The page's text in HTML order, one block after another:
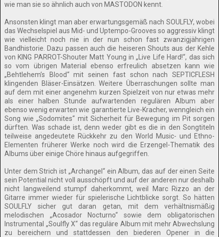
wie man sie so ähnlich auch von MASTODON kennt.
Ansonsten klingt man aber erwartungsgemäß nach SOULFLY, wobei
das Wechselspiel aus Mid- und Uptempo-Grooves so aggressiv klingt
wie vielleicht noch nie in der nun schon fast zwanzigjährigen
Bandhistorie. Dazu passen auch die heiseren Shouts aus der Kehle
von KING PARROT-Shouter Matt Young in „Live Life Hard!“, das sich
so vom übrigen Material ebenso erfreulich absetzen kann wie
„Behtlehem’s Blood“ mit seinen fast schon nach SEPTICFLESH
klingenden Bläser-Einsätzen. Weitere Überraschungen sollte man
auf dem mit einer angenehm kurzen Spielzeit von nur etwas mehr
als einer halben Stunde aufwartenden regulären Album aber
ebenso wenig erwarten wie garantierte Live-Kracher, wenngleich ein
Song wie „Sodomites“ mit Sicherheit für Bewegung im Pit sorgen
dürften. Was schade ist, denn weder gibt es die in den Songtiteln
teilweise angedeutete Rückkehr zu den World Music- und Ethno-
Elementen früherer Werke noch wird die Erzengel-Thematik des
Albums über einige Chöre hinaus aufgegriffen.
Unter dem Strich ist „Archangel“ ein Album, das auf der einen Seite
sein Potential nicht voll ausschöpft und auf der anderen nur deshalb
nicht langweilend stumpf daherkommt, weil Marc Rizzo an der
Gitarre immer wieder für spielerische Lichtblicke sorgt. So hätten
SOULFLY sicher gut daran getan, mit dem verhältnismäßig
melodischen „Acosador Nocturno“ sowie dem obligatorischen
Instrumental „Soulfly X“ das reguläre Album mit mehr Abwechslung
zu bereichern und stattdessen den biederen Opener in die